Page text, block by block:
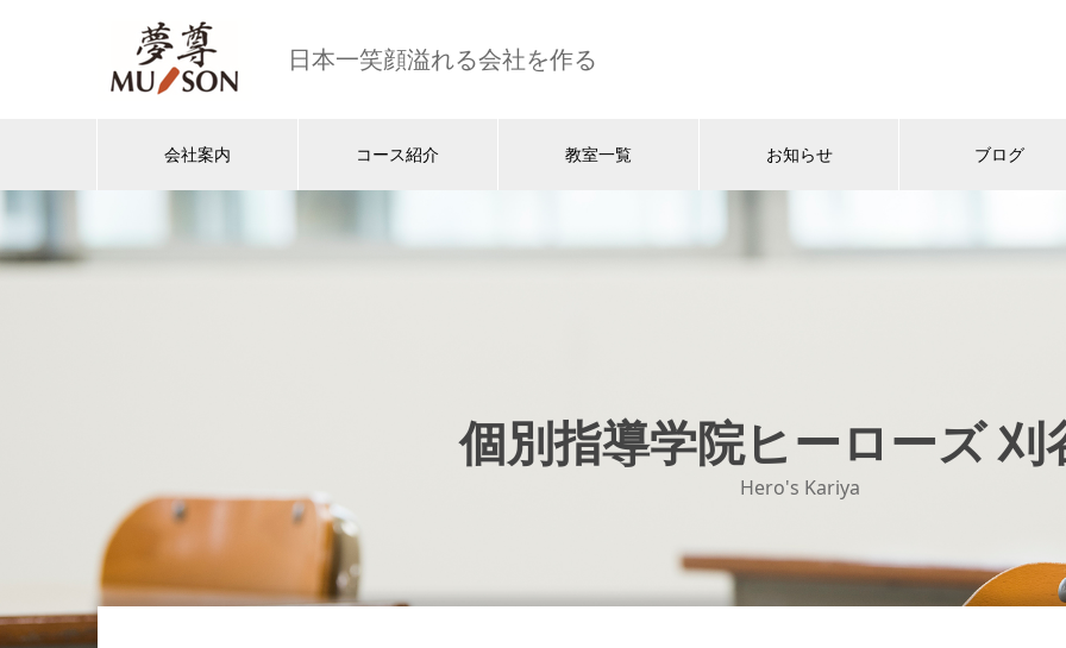
日本一笑顔溢れる会社を作る
会社案内 コース紹介 教室一覧 お知らせ ブログ
個別指導学院ヒーローズ 刈
Hero's Kariya